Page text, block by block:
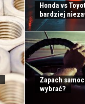
Honda vs
bardziej
Zapach
wybrać?